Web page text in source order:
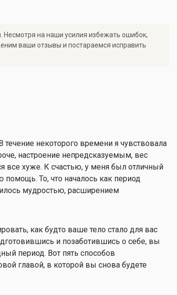
Несмотря на наши усилия избежать ошибок,
ваши отзывы и постараемся исправить
течение некоторого времени я чувствовала
настроение непредсказуемым, вес
все хуже. К счастью, у меня был отличный
То, что началось как период
мудростью, расширением
как будто ваше тело стало для вас
и позаботившись о себе, вы
период. Вот пять способов
главой, в которой вы снова будете